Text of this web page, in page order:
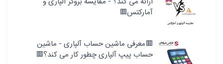
آمارکتس🟥
🟥معرفی ماشین حساب آلپاری - ماشین
حساب پیپ آلپاری چطور کار می کند؟🟥